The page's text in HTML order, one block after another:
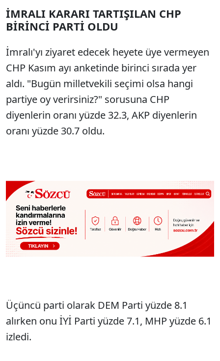
İMRALI KARARI TARTIŞILAN CHP
BİRİNCİ PARTİ OLDU
İmralı'yı ziyaret edecek heyete üye vermeyen
CHP Kasım ayı anketinde birinci sırada yer
aldı. "Bugün milletvekili seçimi olsa hangi
partiye oy verirsiniz?" sorusuna CHP
diyenlerin oranı yüzde 32.3, AKP diyenlerin
oranı yüzde 30.7 oldu.
Üçüncü parti olarak DEM Parti yüzde 8.1
alırken onu İYİ Parti yüzde 7.1, MHP yüzde 6.1
izledi.